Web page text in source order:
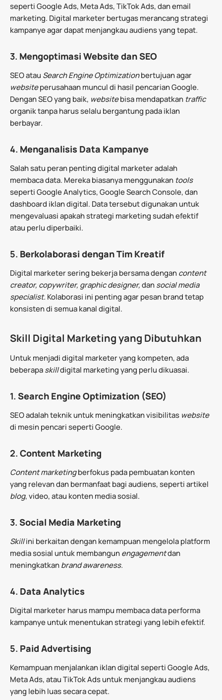
seperti Google Ads, Meta Ads, TikTok Ads, dan email
marketing. Digital marketer bertugas merancang strategi
kampanye agar dapat menjangkau audiens yang tepat.
3. Mengoptimasi Website dan SEO
SEO atau Search Engine Optimizationbertujuan agar
websiteperusahaan muncul di hasil pencarian Google.
Dengan SEO yang baik, websitebisa mendapatkan traffic
organik tanpa harus selalu bergantung pada iklan
berbayar.
4. Menganalisis Data Kampanye
Salah satu peran penting digital marketer adalah
membaca data. Mereka biasanya menggunakan tools
seperti Google Analytics, Google Search Console, dan
dashboard iklan digital. Data tersebut digunakan untuk
mengevaluasi apakah strategi marketing sudah efektif
atau perlu diperbaiki.
5. Berkolaborasi dengan Tim Kreatif
Digital marketer sering bekerja bersama dengancontent
creator, copywriter, graphic designer,dansocial media
specialist. Kolaborasi ini penting agar pesan brand tetap
konsisten di semua kanal digital.
Skill Digital Marketing yang Dibutuhkan
Untuk menjadi digital marketer yang kompeten, ada
beberapaskilldigital marketing yang perlu dikuasai.
1. Search Engine Optimization (SEO)
SEO adalah teknik untuk meningkatkan visibilitas website
di mesin pencari seperti Google.
2. Content Marketing
Content marketingberfokus pada pembuatan konten
yang relevan dan bermanfaat bagi audiens, seperti artikel
blog, video, atau konten media sosial.
3. Social Media Marketing
Skillini berkaitan dengan kemampuan mengelola platform
media sosial untuk membangunengagementdan
meningkatkanbrand awareness.
4. Data Analytics
Digital marketer harus mampu membaca data performa
kampanye untuk menentukan strategi yang lebih efektif.
5. Paid Advertising
Kemampuan menjalankan iklan digital seperti Google Ads,
Meta Ads, atau TikTok Ads untuk menjangkau audiens
yang lebih luas secara cepat.